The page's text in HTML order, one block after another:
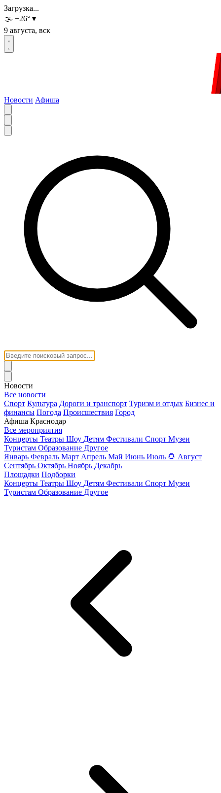
Загрузка...
🌫️ +26° ▾
9 августа, вск
Новости Афиша
Новости
Все новости
Спорт Культура Дороги и транспорт Туризм и отдых Бизнес и
финансы Погода Происшествия Город
Афиша Краснодар
Все мероприятия
Концерты Театры Шоу Детям Фестивали Спорт Музеи
Туристам Образование Другое
Январь Февраль Март Апрель Май Июнь Июль 🌻 Август
Сентябрь Октябрь Ноябрь Декабрь
Площадки Подборки
Концерты Театры Шоу Детям Фестивали Спорт Музеи
Туристам Образование Другое